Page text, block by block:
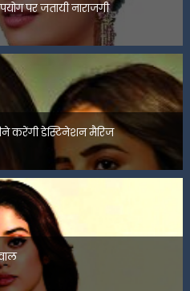
पर जतायी नाराजगी
करेंगी डेस्टिनेशन मैरिज